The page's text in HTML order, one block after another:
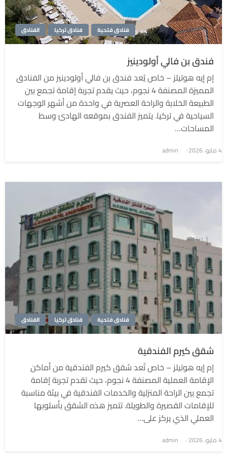
الفنادق فنادق تركيا فنادق فتحية
فندق بن فالي أولودينيز
إم إيه هوتيلز – خاص يُعد فندق بن فالي أولودينيز من الفنادق
المميزة المصنفة 4 نجوم، حيث يقدم تجربة إقامة تجمع بين
الطبيعة الخلابة والراحة العصرية في واحدة من أشهر الوجهات
السياحية في تركيا. يتميز الفندق بموقعه الهادئ وسط
المساحات…
نُشر
4 مايو، 2026 admin
الفنادق فنادق تركيا فنادق فتحية
شقق كيرم الفندقية
إم إيه هوتيلز – خاص تُعد شقق كيرم الفندقية من أماكن
الإقامة العملية المصنفة 4 نجوم، حيث تقدم تجربة إقامة
تجمع بين الراحة المنزلية والخدمات الفندقية في بيئة مناسبة
للإقامات القصيرة والطويلة. تتميز هذه الشقق بأسلوبها
العملي الذي يركز على…
نُشر
4 مايو، 2026 admin